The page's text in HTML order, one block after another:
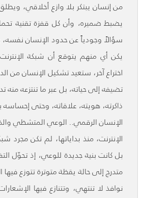
من إنسان يبتكر بلا وازع أخلاقي،
يضبط ضميره، وأن كل قفزة تقنية
سؤالاً وجودياً عن حدود الإنسان نفسه،
يكن أي منهم يتوقع أن شبكة
اختراع آخر، ستعيد تشكيل الإنسان من
تضيفه إلى حياته، بل عبر ما تنتزعه منه
ذاكرته، هويته، علاقاته، وحتى إحساسه
الإنسان الرقمي.. الوعي المتشظي
الإنترنت، منذ بداياتها، لم تكن مجرد
بل كانت بنية جديدة للوعي، إذ تحوّل
متدرج إلى حالة يقظة متوترة تتوزع فيها
نوافذ لا تنتهي، وتتنازع فيها